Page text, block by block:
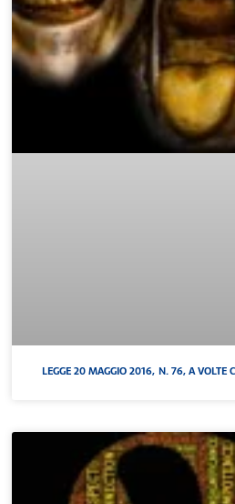
LEGGE 20 MAGGIO 2016, N. 76, A VOLTE